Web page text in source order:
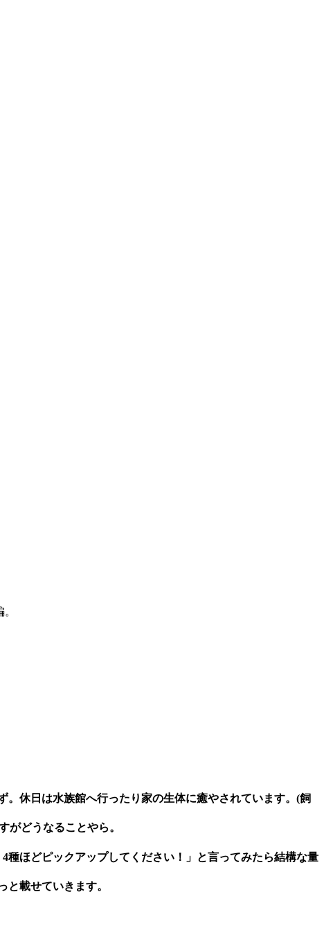
休日は水族館へ行ったり家の生体に癒やされています。(飼
どうなることやら。
ほどピックアップしてください！」と言ってみたら結構な量
載せていきます。